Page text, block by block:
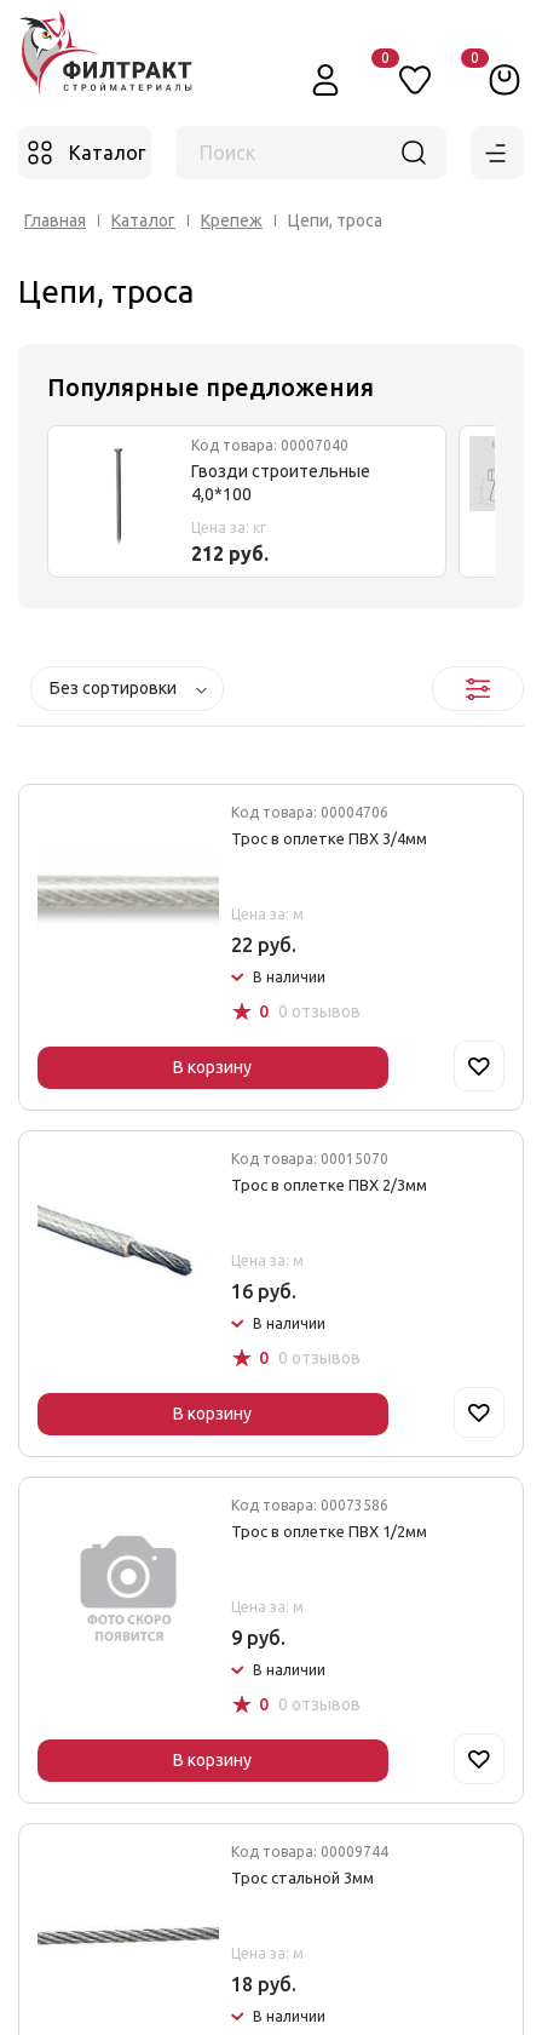
0 0
Каталог Поиск
Главная Каталог Крепеж Цепи, троса
Цепи, троса
Популярные предложения
Код товара: 00007040
Гвозди строительные
4,0*100
Цена за: кг
212 руб.
Без сортировки
Код товара: 00004706
Трос в оплетке ПВХ 3/4мм
Цена за: м
22 руб.
В наличии
☆ 0 0 отзывов
В корзину
Код товара: 00015070
Трос в оплетке ПВХ 2/3мм
Цена за: м
16 руб.
В наличии
☆ 0 0 отзывов
В корзину
Код товара: 00073586
Трос в оплетке ПВХ 1/2мм
Цена за: м
9 руб.
В наличии
☆ 0 0 отзывов
В корзину
Код товара: 00009744
Трос стальной 3мм
Цена за: м
18 руб.
В наличии